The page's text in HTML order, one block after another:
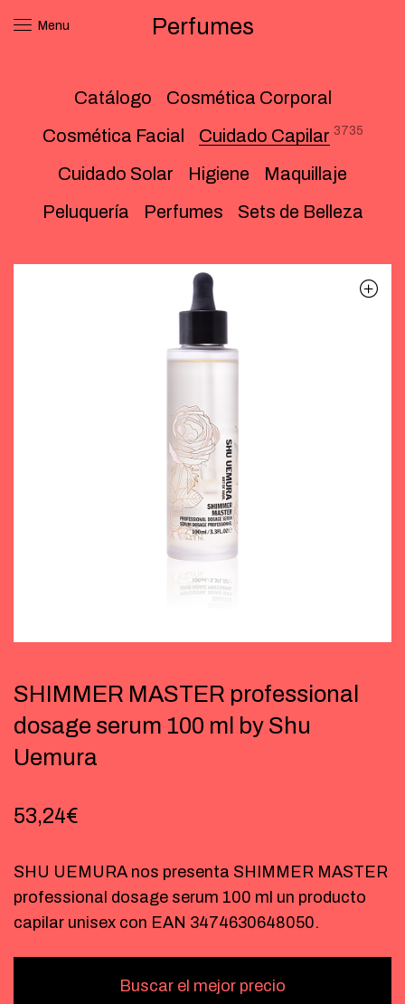
Menu Perfumes
Catálogo
Cosmética Corporal
Cosmética Facial
Cuidado Capilar 3735
Cuidado Solar Higiene
Maquillaje
Peluquería
Perfumes Sets de Belleza
SHIMMER MASTER professional
dosage serum 100 ml by Shu
Uemura
53,24€
SHU UEMURA nos presenta SHIMMER MASTER
professional dosage serum 100 ml un producto
capilar unisex con EAN 3474630648050.
Buscar el mejor precio